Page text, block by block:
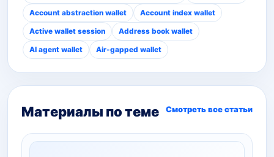
Account abstraction wallet Account index wallet
Active wallet session Address book wallet
AI agent wallet Air-gapped wallet
Материалы по теме Смотреть все статьи